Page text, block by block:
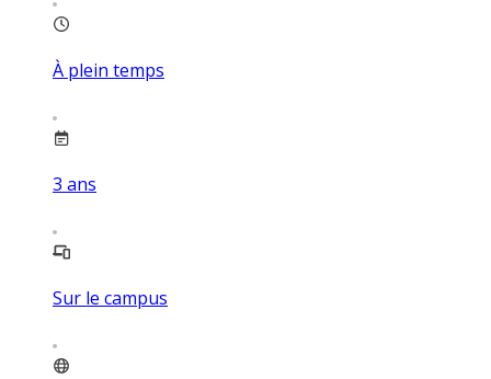
À plein temps
3 ans
Sur le campus